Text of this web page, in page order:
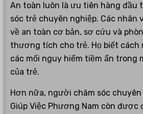
An toàn luôn là ưu tiên hàng đầu
sóc trẻ chuyên nghiệp. Các nhân
về an toàn cơ bản, sơ cứu và
thương tích cho trẻ. Họ biết cách
các mối nguy hiểm tiềm ẩn trong
của trẻ.
Hơn nữa, người chăm sóc
Giúp Việc Phương Nam còn được